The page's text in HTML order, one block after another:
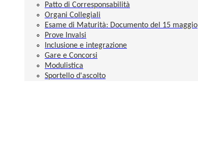
Patto di Corresponsabilità
Organi Collegiali
Esame di Maturità: Documento del 15 maggio
Prove Invalsi
Inclusione e integrazione
Gare e Concorsi
Modulistica
Sportello d'ascolto